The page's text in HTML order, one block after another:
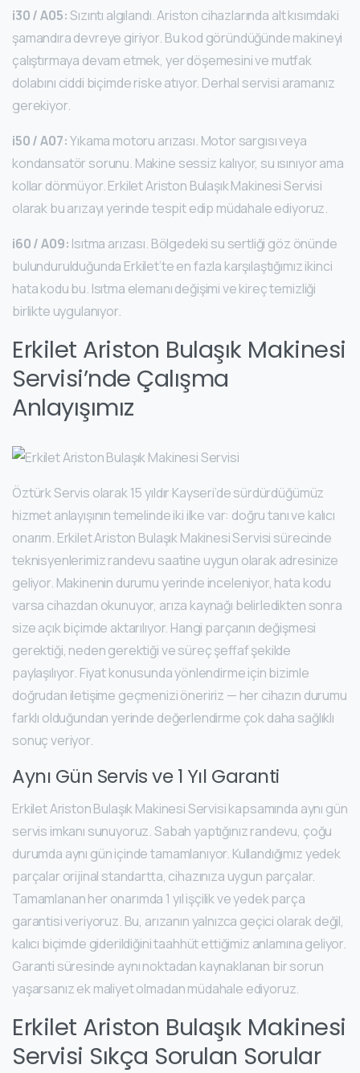
i30 / A05:Sızıntı algılandı. Ariston cihazlarında alt kısımdaki
şamandıra devreye giriyor. Bu kod göründüğünde makineyi
çalıştırmaya devam etmek, yer döşemesini ve mutfak
dolabını ciddi biçimde riske atıyor. Derhal servisi aramanız
gerekiyor.
i50 / A07:Yıkama motoru arızası. Motor sargısı veya
kondansatör sorunu. Makine sessiz kalıyor, su ısınıyor ama
kollar dönmüyor. Erkilet Ariston Bulaşık Makinesi Servisi
olarak bu arızayı yerinde tespit edip müdahale ediyoruz.
i60 / A09: Isıtma arızası. Bölgedeki su sertliği göz önünde
bulundurulduğunda Erkilet’te en fazla karşılaştığımız ikinci
hata kodu bu. Isıtma elemanı değişimi ve kireç temizliği
birlikte uygulanıyor.
Erkilet Ariston Bulaşık Makinesi
Servisi’nde Çalışma
Anlayışımız
Öztürk Servis olarak 15 yıldır Kayseri’de sürdürdüğümüz
hizmet anlayışının temelinde iki ilke var: doğru tanı ve kalıcı
onarım. Erkilet Ariston Bulaşık Makinesi Servisi sürecinde
teknisyenlerimiz randevu saatine uygun olarak adresinize
geliyor. Makinenin durumu yerinde inceleniyor, hata kodu
varsa cihazdan okunuyor, arıza kaynağı belirledikten sonra
size açık biçimde aktarılıyor. Hangi parçanın değişmesi
gerektiği, neden gerektiği ve süreç şeffaf şekilde
paylaşılıyor. Fiyat konusunda yönlendirme için bizimle
doğrudan iletişime geçmenizi öneririz — her cihazın durumu
farklı olduğundan yerinde değerlendirme çok daha sağlıklı
sonuç veriyor.
Aynı Gün Servis ve 1 Yıl Garanti
Erkilet Ariston Bulaşık Makinesi Servisi kapsamında aynı gün
servis imkanı sunuyoruz. Sabah yaptığınız randevu, çoğu
durumda aynı gün içinde tamamlanıyor. Kullandığımız yedek
parçalar orijinal standartta, cihazınıza uygun parçalar.
Tamamlanan her onarımda 1 yıl işçilik ve yedek parça
garantisi veriyoruz. Bu, arızanın yalnızca geçici olarak değil,
kalıcı biçimde giderildiğini taahhüt ettiğimiz anlamına geliyor.
Garanti süresinde aynı noktadan kaynaklanan bir sorun
yaşarsanız ek maliyet olmadan müdahale ediyoruz.
Erkilet Ariston Bulaşık Makinesi
Servisi Sıkça Sorulan Sorular